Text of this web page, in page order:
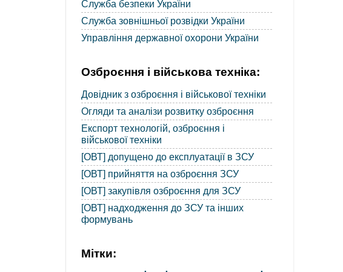
Служба безпеки України
Служба зовнішньої розвідки України
Управління державної охорони України
Озброєння і військова техніка:
Довідник з озброєння і військової техніки
Огляди та аналізи розвитку озброєння
Експорт технологій, озброєння і
військової техніки
[ОВТ] допущено до експлуатації в ЗСУ
[ОВТ] прийняття на озброєння ЗСУ
[ОВТ] закупівля озброєння для ЗСУ
[ОВТ] надходження до ЗСУ та інших
формувань
Мітки: